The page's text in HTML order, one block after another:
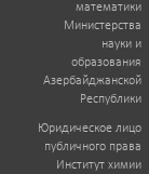
математики
Министерства
науки и
образования
Азербайджанской
Республики
Юридическое лицо
публичного права
Институт химии